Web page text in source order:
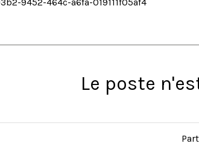
Le poste